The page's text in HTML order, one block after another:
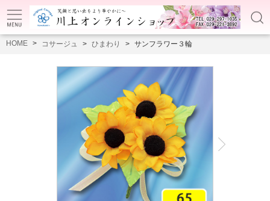
HOME コサージュ ひまわり サンフラワー３輪